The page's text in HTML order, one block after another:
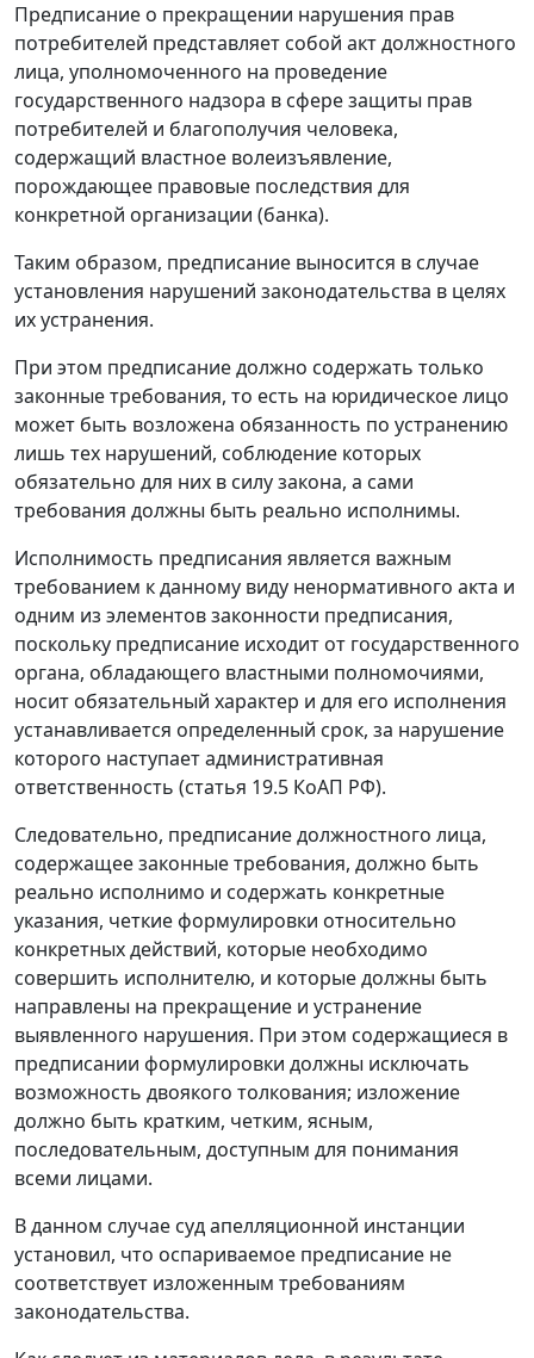
Предписание о прекращении нарушения прав
потребителей представляет собой акт должностного
лица, уполномоченного на проведение
государственного надзора в сфере защиты прав
потребителей и благополучия человека,
содержащий властное волеизъявление,
порождающее правовые последствия для
конкретной организации (банка).
Таким образом, предписание выносится в случае
установления нарушений законодательства в целях
их устранения.
При этом предписание должно содержать только
законные требования, то есть на юридическое лицо
может быть возложена обязанность по устранению
лишь тех нарушений, соблюдение которых
обязательно для них в силу закона, а сами
требования должны быть реально исполнимы.
Исполнимость предписания является важным
требованием к данному виду ненормативного акта и
одним из элементов законности предписания,
поскольку предписание исходит от государственного
органа, обладающего властными полномочиями,
носит обязательный характер и для его исполнения
устанавливается определенный срок, за нарушение
которого наступает административная
ответственность (статья 19.5 КоАП РФ).
Следовательно, предписание должностного лица,
содержащее законные требования, должно быть
реально исполнимо и содержать конкретные
указания, четкие формулировки относительно
конкретных действий, которые необходимо
совершить исполнителю, и которые должны быть
направлены на прекращение и устранение
выявленного нарушения. При этом содержащиеся в
предписании формулировки должны исключать
возможность двоякого толкования; изложение
должно быть кратким, четким, ясным,
последовательным, доступным для понимания
всеми лицами.
В данном случае суд апелляционной инстанции
установил, что оспариваемое предписание не
соответствует изложенным требованиям
законодательства.